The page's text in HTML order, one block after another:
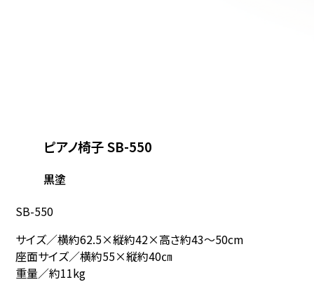
ピアノ椅子 SB-550
黒塗
SB-550
サイズ／横約62.5×縦約42×高さ約43～50cm
座面サイズ／横約55×縦約40㎝
重量／約11kg